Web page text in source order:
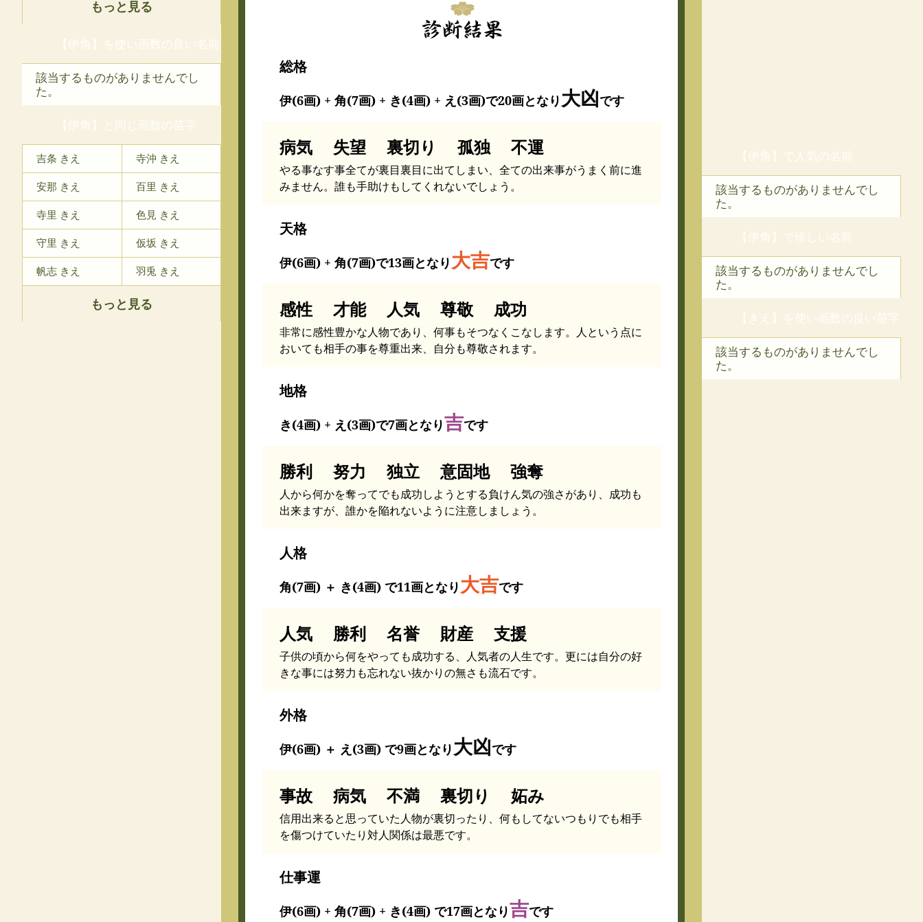
もっと見る
【伊角】を使い画数の良い名前
該当するものがありませんでし
た。
【伊角】と同じ画数の苗字
吉条 きえ 寺沖 きえ
安那 きえ 百里 きえ
寺里 きえ 色見 きえ
守里 きえ 仮坂 きえ
帆志 きえ 羽兎 きえ
もっと見る
総格
伊(6画) + 角(7画) + き(4画) + え(3画)で20画となり 大凶です
病気 失望 裏切り 孤独 不運
やる事なす事全てが裏目裏目に出てしまい、全ての出来事がうまく前に進
みません。誰も手助けもしてくれないでしょう。
天格
伊(6画) + 角(7画)で13画となり 大吉です
感性 才能 人気 尊敬 成功
非常に感性豊かな人物であり、何事もそつなくこなします。人という点に
おいても相手の事を尊重出来、自分も尊敬されます。
地格
き(4画) + え(3画)で7画となり吉です
勝利 努力 独立 意固地 強奪
人から何かを奪ってでも成功しようとする負けん気の強さがあり、成功も
出来ますが、誰かを陥れないように注意しましょう。
人格
角(7画) ＋ き(4画) で11画となり 大吉です
人気 勝利 名誉 財産 支援
子供の頃から何をやっても成功する、人気者の人生です。更には自分の好
きな事には努力も忘れない抜かりの無さも流石です。
外格
伊(6画) ＋ え(3画) で9画となり 大凶です
事故 病気 不満 裏切り 妬み
信用出来ると思っていた人物が裏切ったり、何もしてないつもりでも相手
を傷つけていたり対人関係は最悪です。
仕事運
伊(6画) + 角(7画) + き(4画) で17画となり吉です
【伊角】で人気の名前
該当するものがありませんでし
た。
【伊角】で珍しい名前
該当するものがありませんでし
た。
【きえ】を使い画数の良い苗字
該当するものがありませんでし
た。